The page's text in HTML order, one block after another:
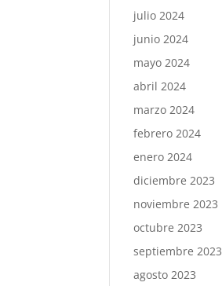
julio 2024
junio 2024
mayo 2024
abril 2024
marzo 2024
febrero 2024
enero 2024
diciembre 2023
noviembre 2023
octubre 2023
septiembre 2023
agosto 2023